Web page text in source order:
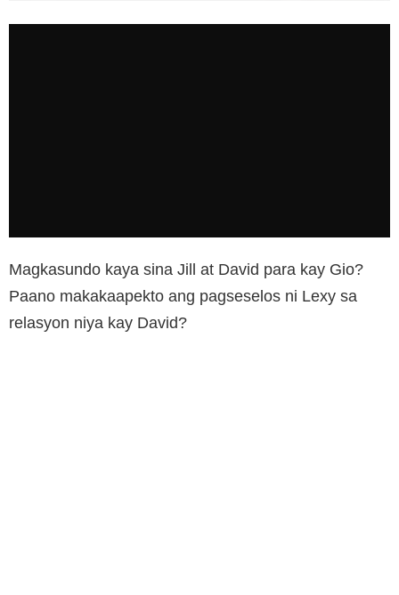
Magkasundo kaya sina Jill at David para kay Gio?
Paano makakaapekto ang pagseselos ni Lexy sa
relasyon niya kay David?